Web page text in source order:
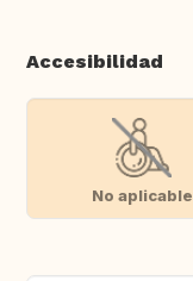
Accesibilidad
No aplicable